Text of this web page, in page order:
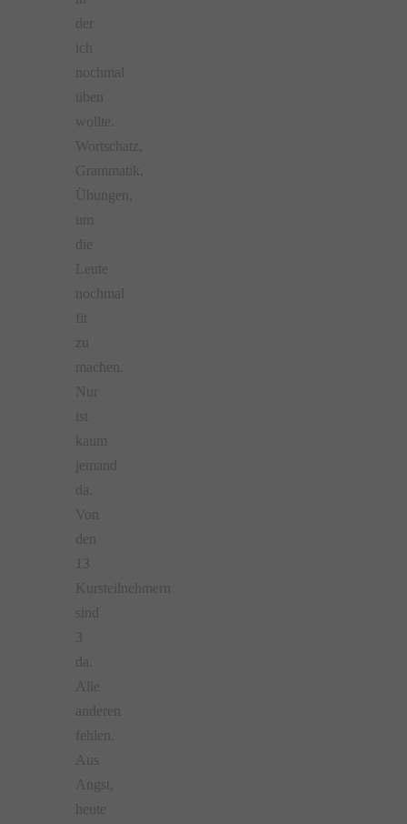
der
ich
nochmal
üben
wollte.
Wortschatz,
Grammatik,
Übungen,
um
die
Leute
nochmal
fit
zu
machen.
Nur
ist
kaum
jemand
da.
Von
den
13
Kursteilnehmern
sind
3
da.
Alle
anderen
fehlen.
Aus
Angst,
heute